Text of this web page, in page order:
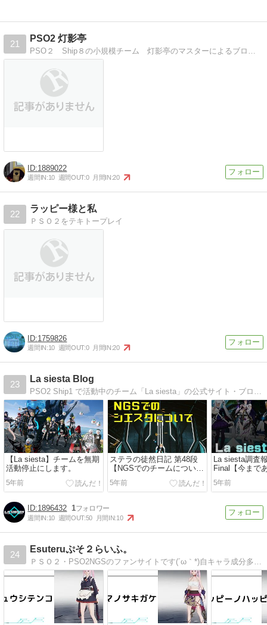
21
PSO2 灯影亭
PSO２ Ship８の小規模チーム 灯影亭のマスターによるブログです
1889022
週間IN:10 週間OUT:0 月間IN:20
22
ラッピー様と私
ＰＳＯ２をテキトープレイ
1759826
週間IN:10 週間OUT:0 月間IN:20
23
La siesta Blog
PSO2 Ship1 で活動中のチーム「La siesta」の公式サイト・ブログです。日々の活動であったことや、攻略情報を出してます。
【La siesta】チームを無期
活動停止にします。
5年前
ステラの徒然日記 第48段
【NGSでのチームについ
て】
5年前
La siesta調査
Final【今まで
ざいました！】
5年前
1896432 1
週間IN:10 週間OUT:50 月間IN:10
24
Esuteruぷそ２らいふ。
ＰＳＯ２・PSO2NGSのファンサイトです(´ω｀*)自キャラ成分多め・日記・ファション系・動画等扱っています。気になった物を随時更新していく予定です。NGSをメインとして運用します！